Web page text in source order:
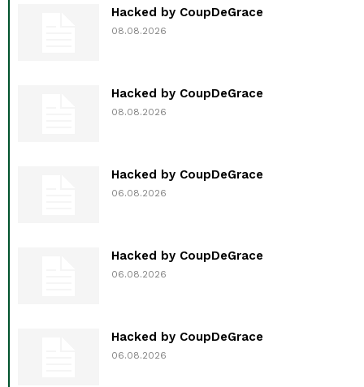
Hacked by CoupDeGrace
08.08.2026
Hacked by CoupDeGrace
08.08.2026
Hacked by CoupDeGrace
06.08.2026
Hacked by CoupDeGrace
06.08.2026
Hacked by CoupDeGrace
06.08.2026